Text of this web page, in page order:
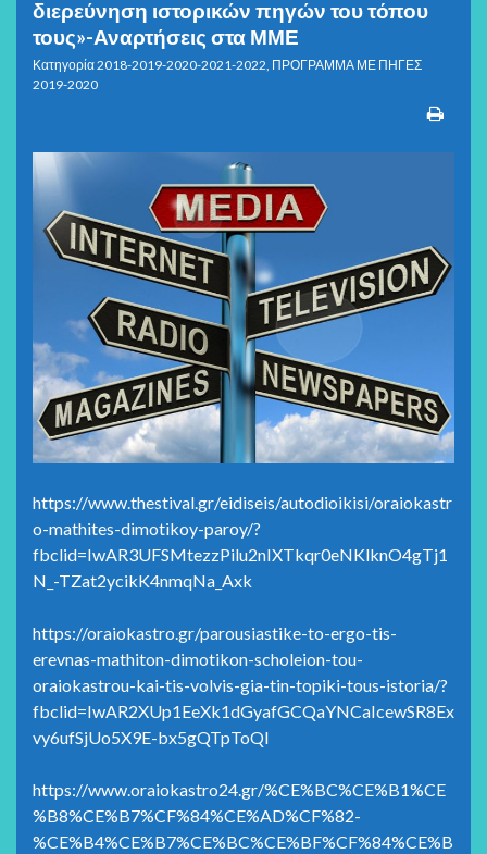
διερεύνηση ιστορικών πηγών του τόπου
τους»-Αναρτήσεις στα ΜΜΕ
Κατηγορία2018-2019-2020-2021-2022 ΠΡΟΓΡΑΜΜΑ ΜΕ ΠΗΓΕΣ
2019-2020
https://www.thestival.gr/eidiseis/autodioikisi/oraiokastr
o-mathites-dimotikoy-paroy/?
fbclid=IwAR3UFSMtezzPilu2nIXTkqr0eNKlknO4gTj1
N_-TZat2ycikK4nmqNa_Axk
https://oraiokastro.gr/parousiastike-to-ergo-tis-
erevnas-mathiton-dimotikon-scholeion-tou-
oraiokastrou-kai-tis-volvis-gia-tin-topiki-tous-istoria/?
fbclid=IwAR2XUp1EeXk1dGyafGCQaYNCaIcewSR8Ex
vy6ufSjUo5X9E-bx5gQTpToQI
https://www.oraiokastro24.gr/%CE%BC%CE%B1%CE
%B8%CE%B7%CF%84%CE%AD%CF%82-
%CE%B4%CE%B7%CE%BC%CE%BF%CF%84%CE%B